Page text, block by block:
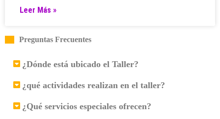
Leer Más »
Preguntas Frecuentes
¿Dónde está ubicado el Taller?
¿qué actividades realizan en el taller?
¿Qué servicios especiales ofrecen?